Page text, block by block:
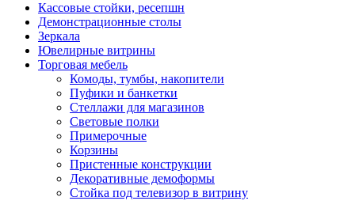
Кассовые стойки, ресепшн
Демонстрационные столы
Зеркала
Ювелирные витрины
Торговая мебель
Комоды, тумбы, накопители
Пуфики и банкетки
Стеллажи для магазинов
Световые полки
Примерочные
Корзины
Пристенные конструкции
Декоративные демоформы
Стойка под телевизор в витрину